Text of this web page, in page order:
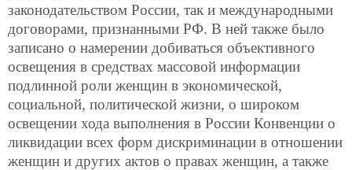
законодательством России, так и международными
договорами, признанными РФ. В ней также было
записано о намерении добиваться объективного
освещения в средствах массовой информации
подлинной роли женщин в экономической,
социальной, политической жизни, о широком
освещении хода выполнения в России Конвенции о
ликвидации всех форм дискриминации в отношении
женщин и других актов о правах женщин, а также